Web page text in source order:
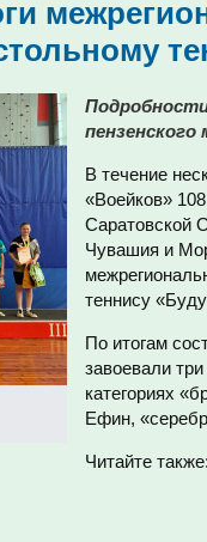
Подробности
В течение
«Воейков»
Саратовской
Чувашия и
теннису
По итогам
завоевали
категориях
Ефин,
Читайте